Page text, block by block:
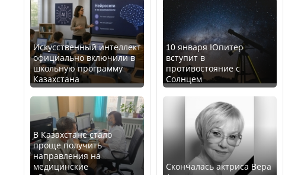
Искусственный интеллект
официально включили в
школьную программу
Казахстана
В Казахстане стало
проще получить
направления на
медицинские
10 января Юпитер
вступит в
противостояние с
Солнцем
Скончалась актриса Вера